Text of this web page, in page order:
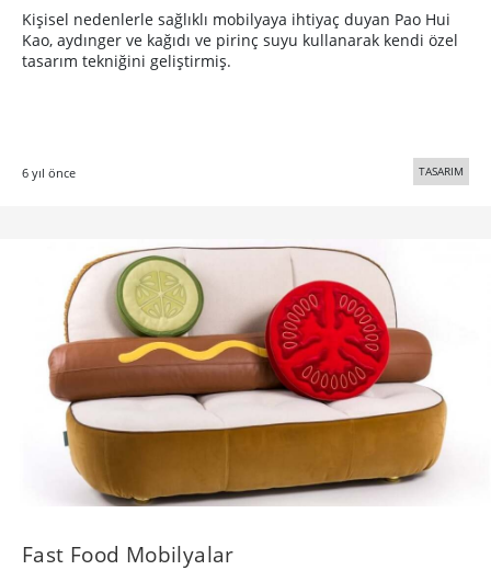
Kişisel nedenlerle sağlıklı mobilyaya ihtiyaç duyan Pao Hui
Kao, aydınger ve kağıdı ve pirinç suyu kullanarak kendi özel
tasarım tekniğini geliştirmiş.
6 yıl önce TASARIM
Fast Food Mobilyalar